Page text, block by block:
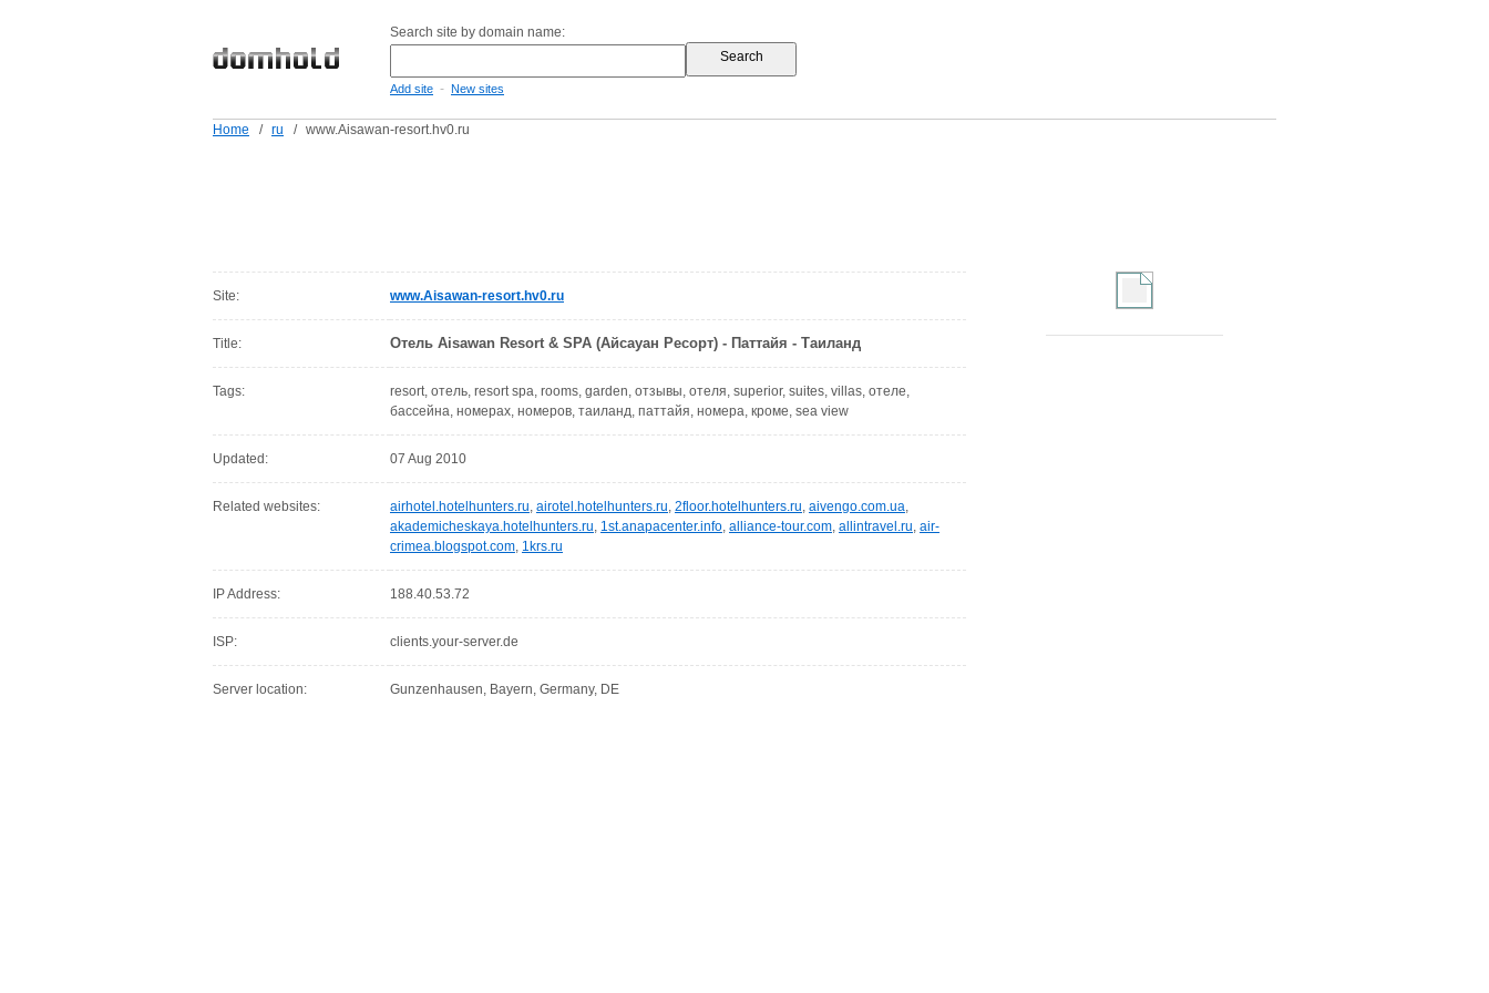
Search site by domain name:
Add site - New sites
Home / ru / www.Aisawan-resort.hv0.ru
Site: www.Aisawan-resort.hv0.ru
Title: Отель Aisawan Resort & SPA (Айсауан Ресорт) - Паттайя - Таиланд
Tags:
resort, отель, resort spa, rooms, garden, отзывы, отеля, superior, suites, villas, отеле,
бассейна, номерах, номеров, таиланд, паттайя, номера, кроме, sea view
Updated: 07 Aug 2010
Related websites: airhotel.hotelhunters.ru, airotel.hotelhunters.ru, 2floor.hotelhunters.ru, aivengo.com.ua,
akademicheskaya.hotelhunters.ru, 1st.anapacenter.info, alliance-tour.com, allintravel.ru, air-
crimea.blogspot.com, 1krs.ru
IP Address: 188.40.53.72
ISP: clients.your-server.de
Server location: Gunzenhausen, Bayern, Germany, DE